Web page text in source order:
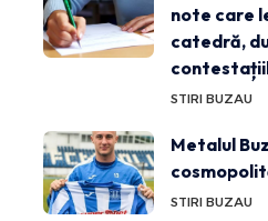
note care
catedră,
STIRI BUZAU
Metalul
STIRI BUZAU